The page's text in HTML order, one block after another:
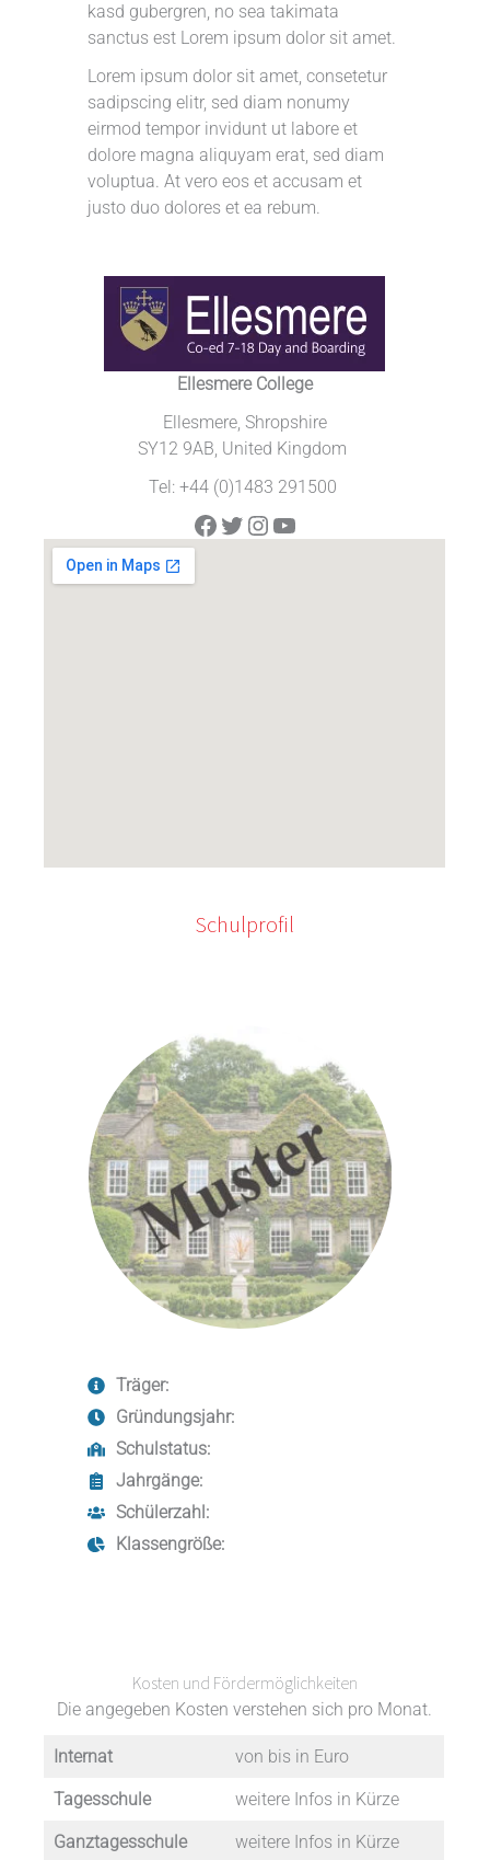
kasd gubergren, no sea takimata
sanctus est Lorem ipsum dolor sit amet.
Lorem ipsum dolor sit amet, consetetur
sadipscing elitr, sed diam nonumy
eirmod tempor invidunt ut labore et
dolore magna aliquyam erat, sed diam
voluptua. At vero eos et accusam et
justo duo dolores et ea rebum.
Ellesmere College
Ellesmere, Shropshire
SY12 9AB, United Kingdom
Tel: +44 (0)1483 291500
Facebook
Twitter
Instagram
YouTube
Schulprofil
Träger:
Gründungsjahr:
Schulstatus:
Jahrgänge:
Schülerzahl:
Klassengröße:
Kosten und Fördermöglichkeiten
Die angegeben Kosten verstehen sich pro Monat.
Internat von bis in Euro
Tagesschule weitere Infos in Kürze
Ganztagesschule weitere Infos in Kürze